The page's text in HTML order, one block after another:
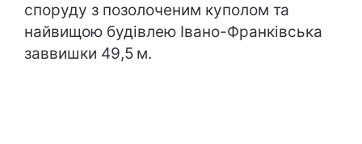
споруду з позолоченим куполом та
найвищою будівлею Івано-Франківська
заввишки 49,5 м.